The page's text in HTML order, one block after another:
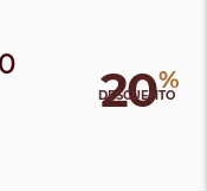
20%
DESCUENTO